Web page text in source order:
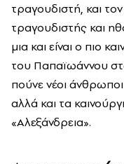
τραγουδιστή, και
τραγουδιστής και
μια και είναι ο πιο
του Παπαϊωάννου
πούνε νέοι
αλλά και τα
«Αλεξάνδρεια».